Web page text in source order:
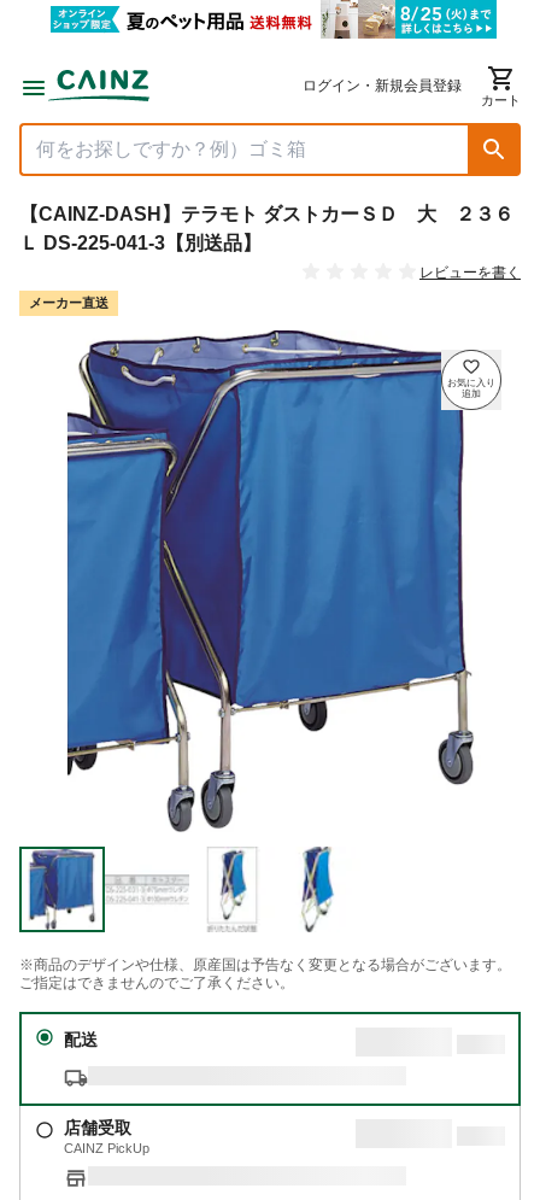
ログイン・新規会員登録
カート
【CAINZ-DASH】テラモト ダストカーＳＤ 大 ２３６
Ｌ DS-225-041-3【別送品】
レビューを書く
メーカー直送
※商品のデザインや仕様、原産国は予告なく変更となる場合がございます。
ご指定はできませんのでご了承ください。
配送
店舗受取
CAINZ PickUp